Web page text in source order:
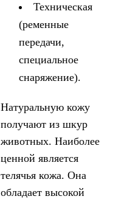
Техническая
(ременные
передачи,
специальное
снаряжение).
Натуральную кожу
получают из шкур
животных. Наиболее
ценной является
телячья кожа. Она
обладает высокой